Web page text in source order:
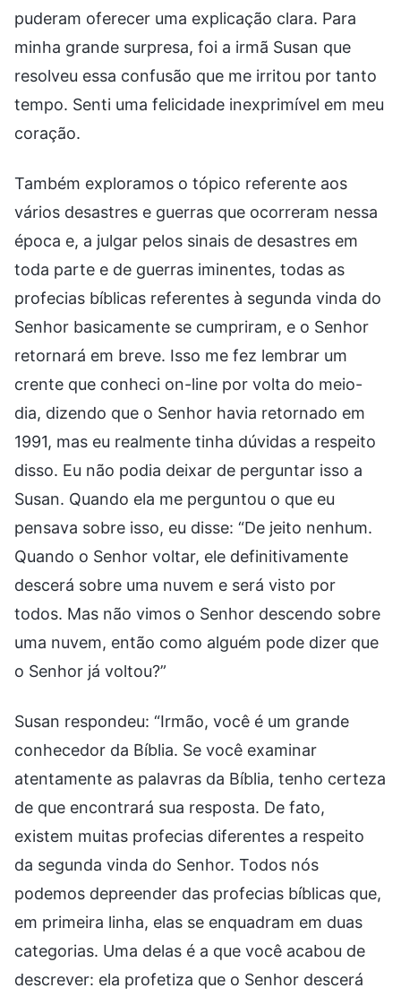
puderam oferecer uma explicação clara. Para
minha grande surpresa, foi a irmã Susan que
resolveu essa confusão que me irritou por tanto
tempo. Senti uma felicidade inexprimível em meu
coração.
Também exploramos o tópico referente aos
vários desastres e guerras que ocorreram nessa
época e, a julgar pelos sinais de desastres em
toda parte e de guerras iminentes, todas as
profecias bíblicas referentes à segunda vinda do
Senhor basicamente se cumpriram, e o Senhor
retornará em breve. Isso me fez lembrar um
crente que conheci on-line por volta do meio-
dia, dizendo que o Senhor havia retornado em
1991, mas eu realmente tinha dúvidas a respeito
disso. Eu não podia deixar de perguntar isso a
Susan. Quando ela me perguntou o que eu
pensava sobre isso, eu disse: “De jeito nenhum.
Quando o Senhor voltar, ele definitivamente
descerá sobre uma nuvem e será visto por
todos. Mas não vimos o Senhor descendo sobre
uma nuvem, então como alguém pode dizer que
o Senhor já voltou?”
Susan respondeu: “Irmão, você é um grande
conhecedor da Bíblia. Se você examinar
atentamente as palavras da Bíblia, tenho certeza
de que encontrará sua resposta. De fato,
existem muitas profecias diferentes a respeito
da segunda vinda do Senhor. Todos nós
podemos depreender das profecias bíblicas que,
em primeira linha, elas se enquadram em duas
categorias. Uma delas é a que você acabou de
descrever: ela profetiza que o Senhor descerá